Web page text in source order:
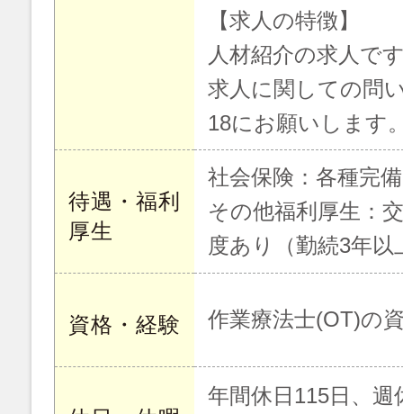
【求人の特徴】
人材紹介の求人で
求人に関しての問
18にお願いします
待遇・福利
厚生
社会保険：各種完備
その他福利厚生：
度あり（勤続3年以
資格・経験 作業療法士(OT)の
年間休日115日、週